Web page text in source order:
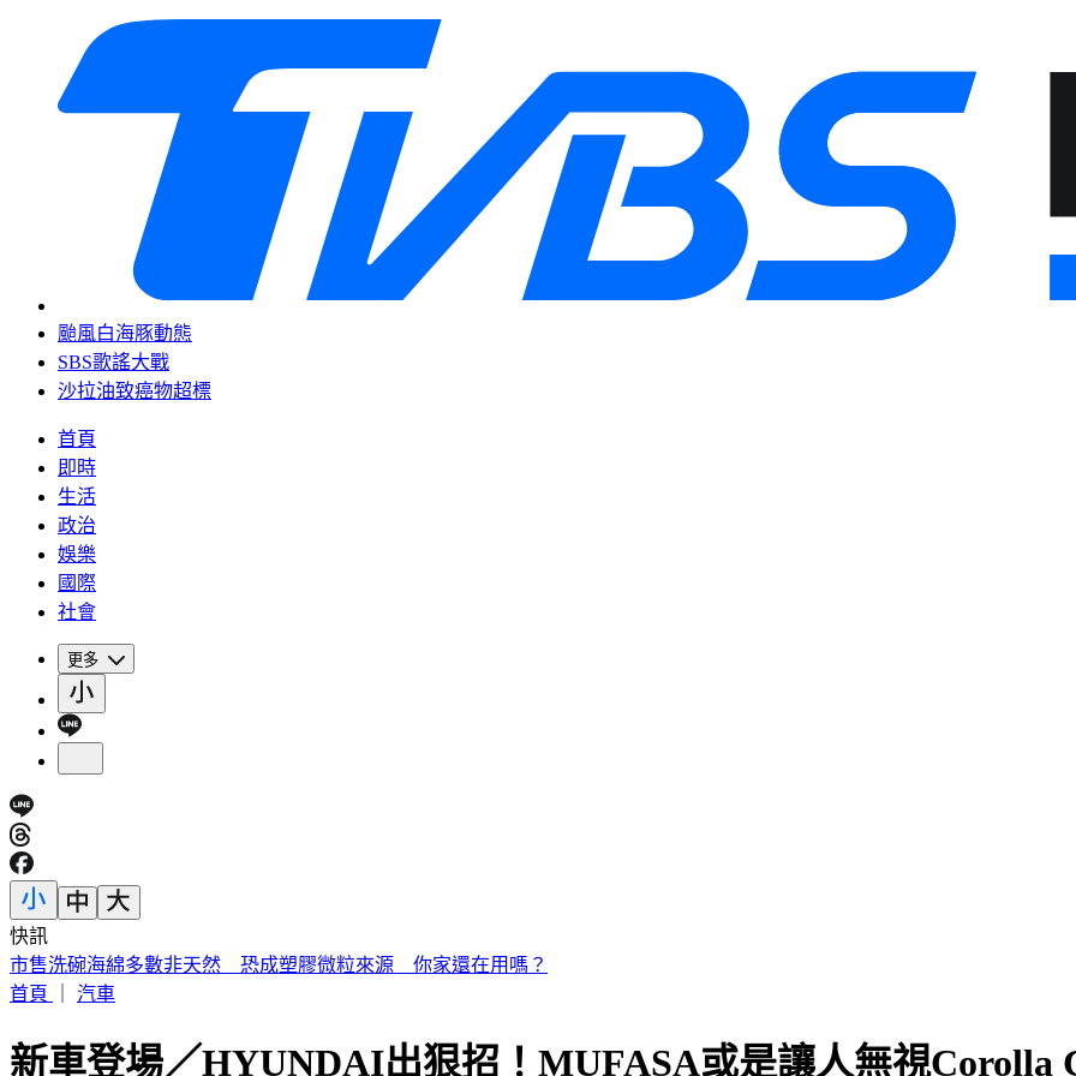
颱風白海豚動態
SBS歌謠大戰
沙拉油致癌物超標
首頁
即時
生活
政治
娛樂
國際
社會
更多
快訊
《夏日活動》花蓮FUN暑假 即將成真火舞秀 加碼重現
首頁
汽車
新車登場／HYUNDAI出狠招！MUFASA或是讓人無視Corolla